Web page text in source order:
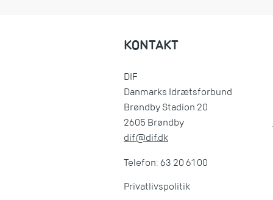
KONTAKT
DIF
Danmarks Idrætsforbund
Brøndby Stadion 20
2605 Brøndby
dif@dif.dk
Telefon: 63 20 61 00
Privatlivspolitik